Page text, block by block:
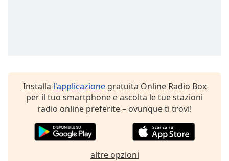
opens
subtitles
settings
dialog
subtitles
selected
Installa l'applicazionegratuita Online Radio Box
per il tuo smartphone e ascolta le tue stazioni
radio online preferite – ovunque ti trovi!
altre opzioni